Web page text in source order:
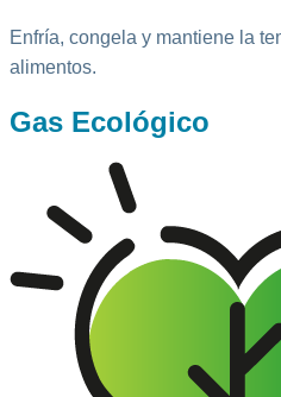
Enfría, congela y mantiene la
alimentos.
Gas Ecológico